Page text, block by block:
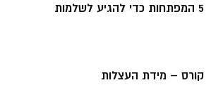
5 המפתחות כדי להגיע לשלמות
קורס – מידת העצלות